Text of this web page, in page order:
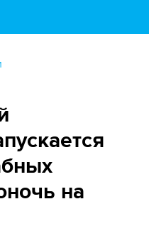
на